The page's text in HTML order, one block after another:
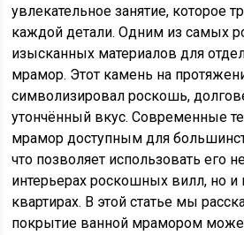
увлекательное занятие, которое
каждой детали. Одним из самых
изысканных материалов для
мрамор. Этот камень на
символизировал роскошь,
утончённый вкус. Современные
мрамор доступным для
что позволяет использовать его
интерьерах роскошных вилл, но
квартирах. В этой статье мы
покрытие ванной мрамором